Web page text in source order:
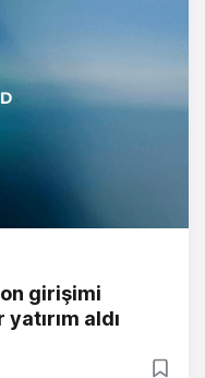
girişimi
aldı